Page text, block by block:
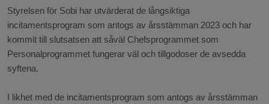
Styrelsen för Sobi har utvärderat de långsiktiga
incitamentsprogram som antogs av årsstämman 2023 och har
kommit till slutsatsen att såväl Chefsprogrammet som
Personalprogrammet fungerar väl och tillgodoser de avsedda
syftena.
I likhet med de incitamentsprogram som antogs av årsstämman